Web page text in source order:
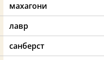
махагони
лавр
санберст